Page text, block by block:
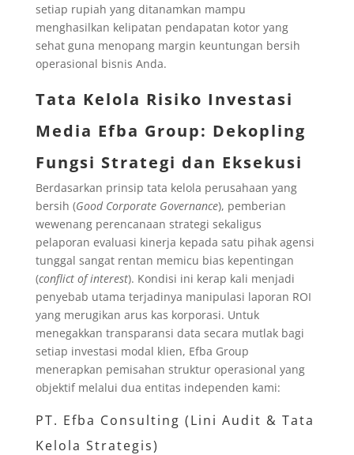
setiap rupiah yang ditanamkan mampu
menghasilkan kelipatan pendapatan kotor yang
sehat guna menopang margin keuntungan bersih
operasional bisnis Anda.
Tata Kelola Risiko Investasi
Media Efba Group: Dekopling
Fungsi Strategi dan Eksekusi
Berdasarkan prinsip tata kelola perusahaan yang
bersih (Good Corporate Governance), pemberian
wewenang perencanaan strategi sekaligus
pelaporan evaluasi kinerja kepada satu pihak agensi
tunggal sangat rentan memicu bias kepentingan
(conflict of interest). Kondisi ini kerap kali menjadi
penyebab utama terjadinya manipulasi laporan ROI
yang merugikan arus kas korporasi. Untuk
menegakkan transparansi data secara mutlak bagi
setiap investasi modal klien, Efba Group
menerapkan pemisahan struktur operasional yang
objektif melalui dua entitas independen kami:
PT. Efba Consulting (Lini Audit & Tata
Kelola Strategis)